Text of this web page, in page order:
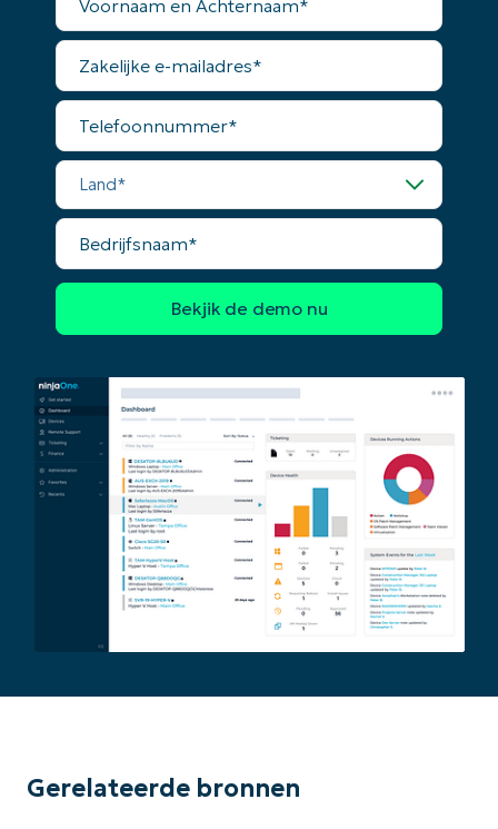
Achternaam*
Zakelijke
mailadres*
Telefoonnummer*
Land*
Bedrijfsnaam*
Gerelateerde bronnen